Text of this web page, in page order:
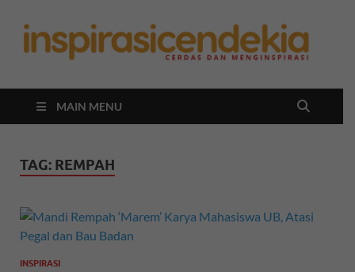
MAIN MENU
TAG: REMPAH
INSPIRASI